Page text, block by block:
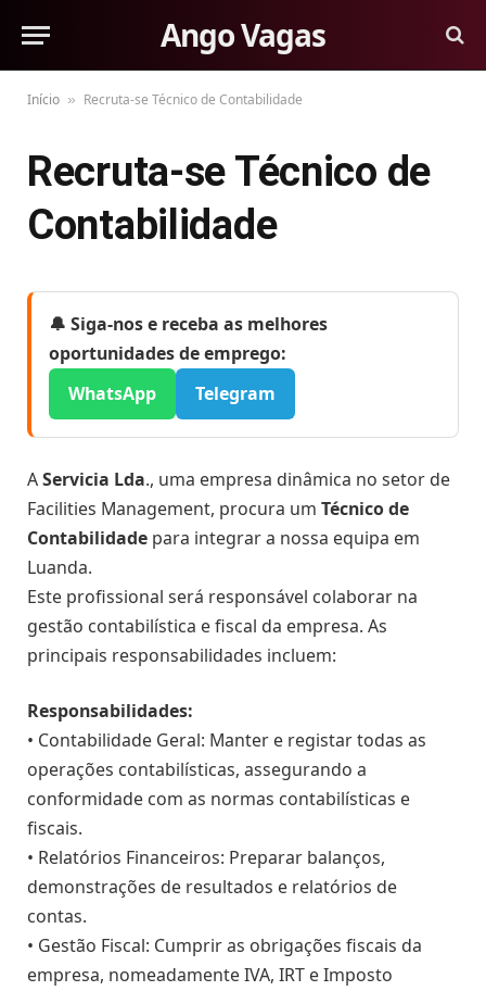
Ango Vagas
Início » Recruta-se Técnico de Contabilidade
Recruta-se Técnico de
Contabilidade
🔔 Siga-nos e receba as melhores
oportunidades de emprego:
WhatsApp
Telegram
AServicia Lda., uma empresa dinâmica no setor de
Facilities Management, procura um Técnico de
Contabilidade para integrar a nossa equipa em
Luanda.
Este profissional será responsável colaborar na
gestão contabilística e fiscal da empresa. As
principais responsabilidades incluem:
Responsabilidades:
• Contabilidade Geral: Manter e registar todas as
operações contabilísticas, assegurando a
conformidade com as normas contabilísticas e
fiscais.
• Relatórios Financeiros: Preparar balanços,
demonstrações de resultados e relatórios de
contas.
• Gestão Fiscal: Cumprir as obrigações fiscais da
empresa, nomeadamente IVA, IRT e Imposto